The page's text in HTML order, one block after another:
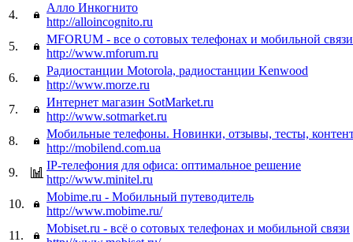
4.
Алло Инкогнито
http://alloincognito.ru
5.
MFORUM - все о сотовых телефонах и мобильной связи
http://www.mforum.ru
6.
Радиостанции Motorola, радиостанции Kenwood
http://www.morze.ru
7.
Интернет магазин SotMarket.ru
http://www.sotmarket.ru
8.
Мобильные телефоны. Новинки, отзывы, тесты,
http://mobilend.com.ua
9.
IP-телефония для офиса: оптимальное решение
http://www.minitel.ru
10.
Mobime.ru - Мобильный путеводитель
http://www.mobime.ru/
11.
Mobiset.ru - всё о сотовых телефонах и мобильной связи